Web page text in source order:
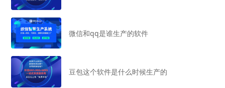
微信和qq是谁生产的软件
豆包这个软件是什么时候生产的